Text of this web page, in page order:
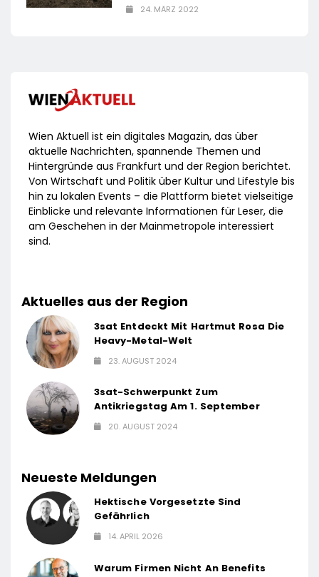
24. MÄRZ 2022
Wien Aktuell ist ein digitales Magazin, das über
aktuelle Nachrichten, spannende Themen und
Hintergründe aus Frankfurt und der Region berichtet.
Von Wirtschaft und Politik über Kultur und Lifestyle bis
hin zu lokalen Events – die Plattform bietet vielseitige
Einblicke und relevante Informationen für Leser, die
am Geschehen in der Mainmetropole interessiert
sind.
Aktuelles aus der Region
3sat Entdeckt Mit Hartmut Rosa Die
Heavy-Metal-Welt
23. AUGUST 2024
3sat-Schwerpunkt Zum
Antikriegstag Am 1. September
20. AUGUST 2024
Neueste Meldungen
Hektische Vorgesetzte Sind
Gefährlich
14. APRIL 2026
Warum Firmen Nicht An Benefits